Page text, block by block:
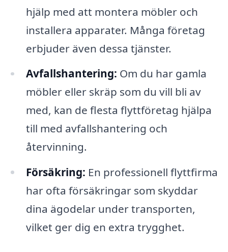
hjälp med att montera möbler och
installera apparater. Många företag
erbjuder även dessa tjänster.
Avfallshantering: Om du har gamla
möbler eller skräp som du vill bli av
med, kan de flesta flyttföretag hjälpa
till med avfallshantering och
återvinning.
Försäkring: En professionell flyttfirma
har ofta försäkringar som skyddar
dina ägodelar under transporten,
vilket ger dig en extra trygghet.